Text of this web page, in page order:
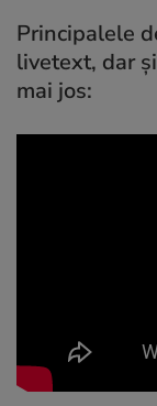
Principalele
livetext, dar
mai jos: